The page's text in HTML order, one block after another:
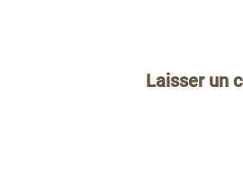
Laisser un